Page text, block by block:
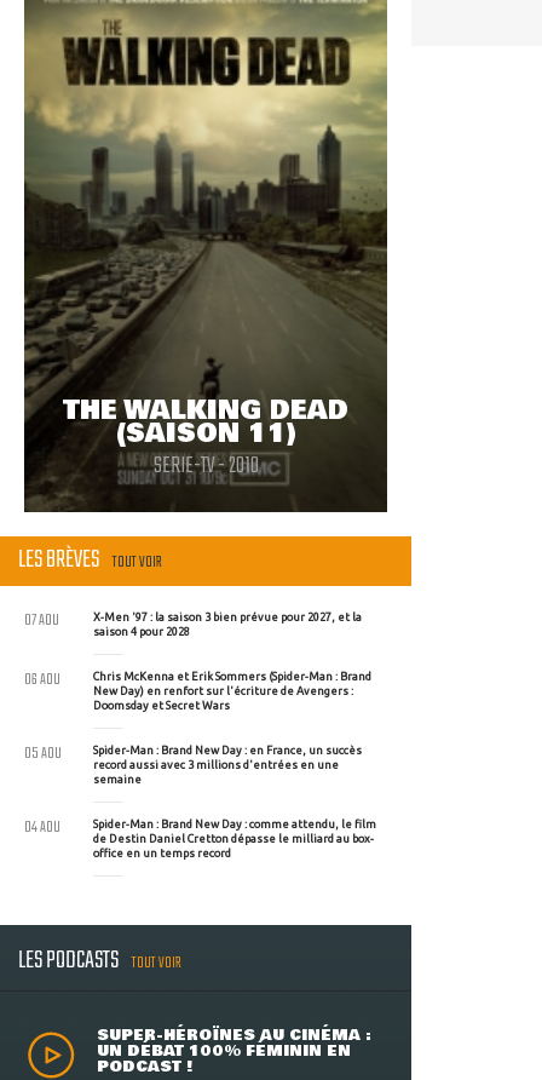
THE WALKING DEAD
(SAISON 11)
SERIE-TV - 2010
LES BRÈVES TOUT VOIR
X-Men '97 : la saison 3 bien prévue pour 2027, et la
saison 4 pour 2028
07 AOU
Chris McKenna et Erik Sommers (Spider-Man : Brand
New Day) en renfort sur l'écriture de Avengers :
Doomsday et Secret Wars
06 AOU
Spider-Man : Brand New Day : en France, un succès
record aussi avec 3 millions d'entrées en une
semaine
05 AOU
Spider-Man : Brand New Day : comme attendu, le film
de Destin Daniel Cretton dépasse le milliard au box-
office en un temps record
04 AOU
LES PODCASTS TOUT VOIR
SUPER-HÉROÏNES AU CINÉMA :
UN DÉBAT 100% FÉMININ EN
PODCAST !